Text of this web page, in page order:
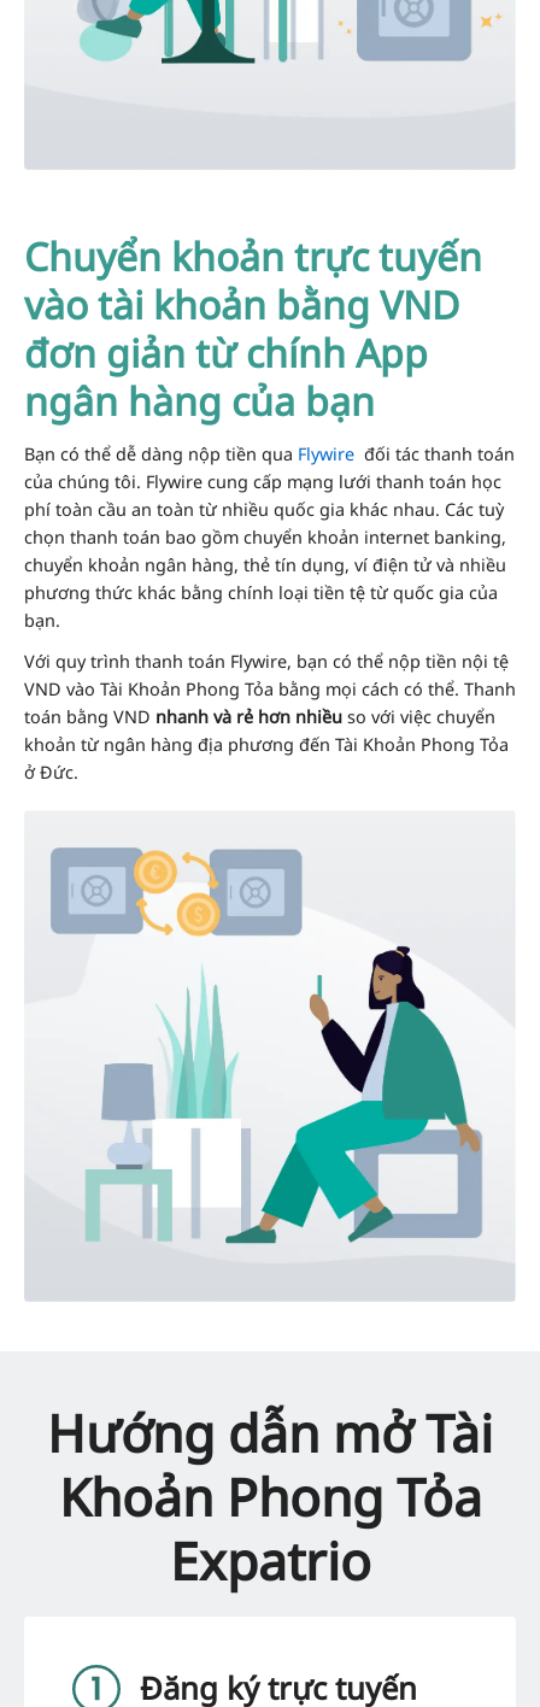
Chuyển khoản trực tuyến
vào tài khoản bằng VND
đơn giản từ chính App
ngân hàng của bạn
Bạn có thể dễ dàng nộp tiền qua Flywire đối tác thanh toán
của chúng tôi. Flywire cung cấp mạng lưới thanh toán học
phí toàn cầu an toàn từ nhiều quốc gia khác nhau. Các tuỳ
chọn thanh toán bao gồm chuyển khoản internet banking,
chuyển khoản ngân hàng, thẻ tín dụng, ví điện tử và nhiều
phương thức khác bằng chính loại tiền tệ từ quốc gia của
bạn.
Với quy trình thanh toán Flywire, bạn có thể nộp tiền nội tệ
VND vào Tài Khoản Phong Tỏa bằng mọi cách có thể. Thanh
toán bằng VND nhanh và rẻ hơn nhiều so với việc chuyển
khoản từ ngân hàng địa phương đến Tài Khoản Phong Tỏa
ở Đức.
Hướng dẫn mở Tài
Khoản Phong Tỏa
Expatrio
Đăng ký trực tuyến